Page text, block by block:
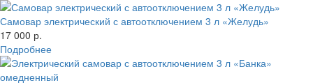
Самовар электрический с автоотключением 3 л «Желудь»
17 000 р.
Подробнее